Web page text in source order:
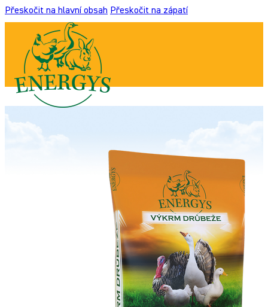
Přeskočit na hlavní obsah Přeskočit na zápatí